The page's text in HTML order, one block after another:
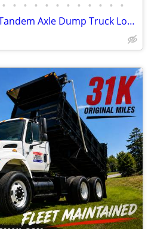
• • • • • • • • • • • •
2007 International 7400 Tandem Axle Dump Truck Low Mileage